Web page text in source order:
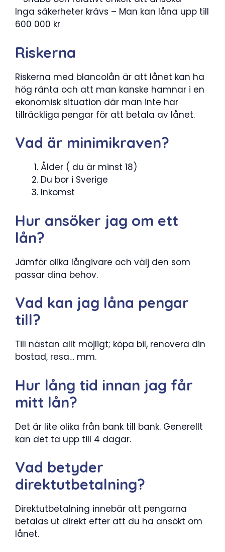
Inga säkerheter krävs – Man kan låna upp till
600 000 kr
Riskerna
Riskerna med blancolån är att lånet kan ha
hög ränta och att man kanske hamnar i en
ekonomisk situation där man inte har
tillräckliga pengar för att betala av lånet.
Vad är minimikraven?
Ålder ( du är minst 18)
Du bor i Sverige
Inkomst
Hur ansöker jag om ett
lån?
Jämför olika långivare och välj den som
passar dina behov.
Vad kan jag låna pengar
till?
Till nästan allt möjligt; köpa bil, renovera din
bostad, resa… mm.
Hur lång tid innan jag får
mitt lån?
Det är lite olika från bank till bank. Generellt
kan det ta upp till 4 dagar.
Vad betyder
direktutbetalning?
Direktutbetalning innebär att pengarna
betalas ut direkt efter att du ha ansökt om
lånet.